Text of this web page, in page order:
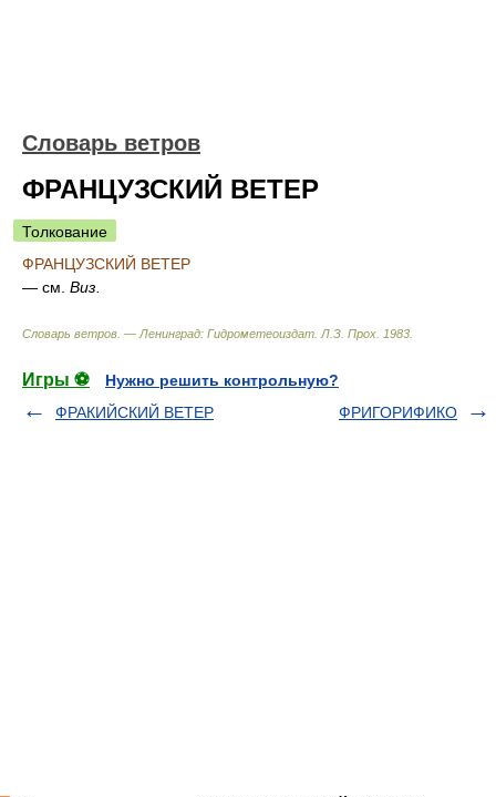
Словарь ветров
ФРАНЦУЗСКИЙ ВЕТЕР
Толкование
ФРАНЦУЗСКИЙ ВЕТЕР
— см. Виз.
Словарь ветров. — Ленинград: Гидрометеоиздат Л.З. Прох 1983
Игры ⚽
Нужно решить контрольную?
ФРАКИЙСКИЙ ВЕТЕР
ФРИГОРИФИКО